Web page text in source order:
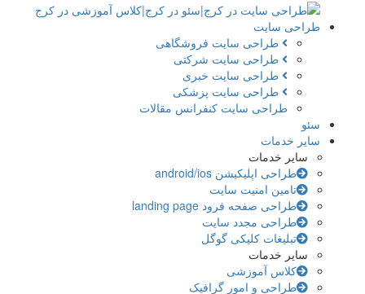
طراحی سایت
طراحی سایت فروشگاهی
طراحی سایت شرکتی
طراحی سایت خبری
طراحی سایت پزشکی
طراحی سایت کنفرانس مقالات
سئو
سایر خدمات
سایر خدمات
طراحی اپلیکیشن android/ios
تامین امنیت سایت
طراحی صفحه فرود landing page
طراحی مجدد سایت
تبلیغات کلیکی گوگل
سایر خدمات
کلاس آموزشی
طراحی و امور گرافیک